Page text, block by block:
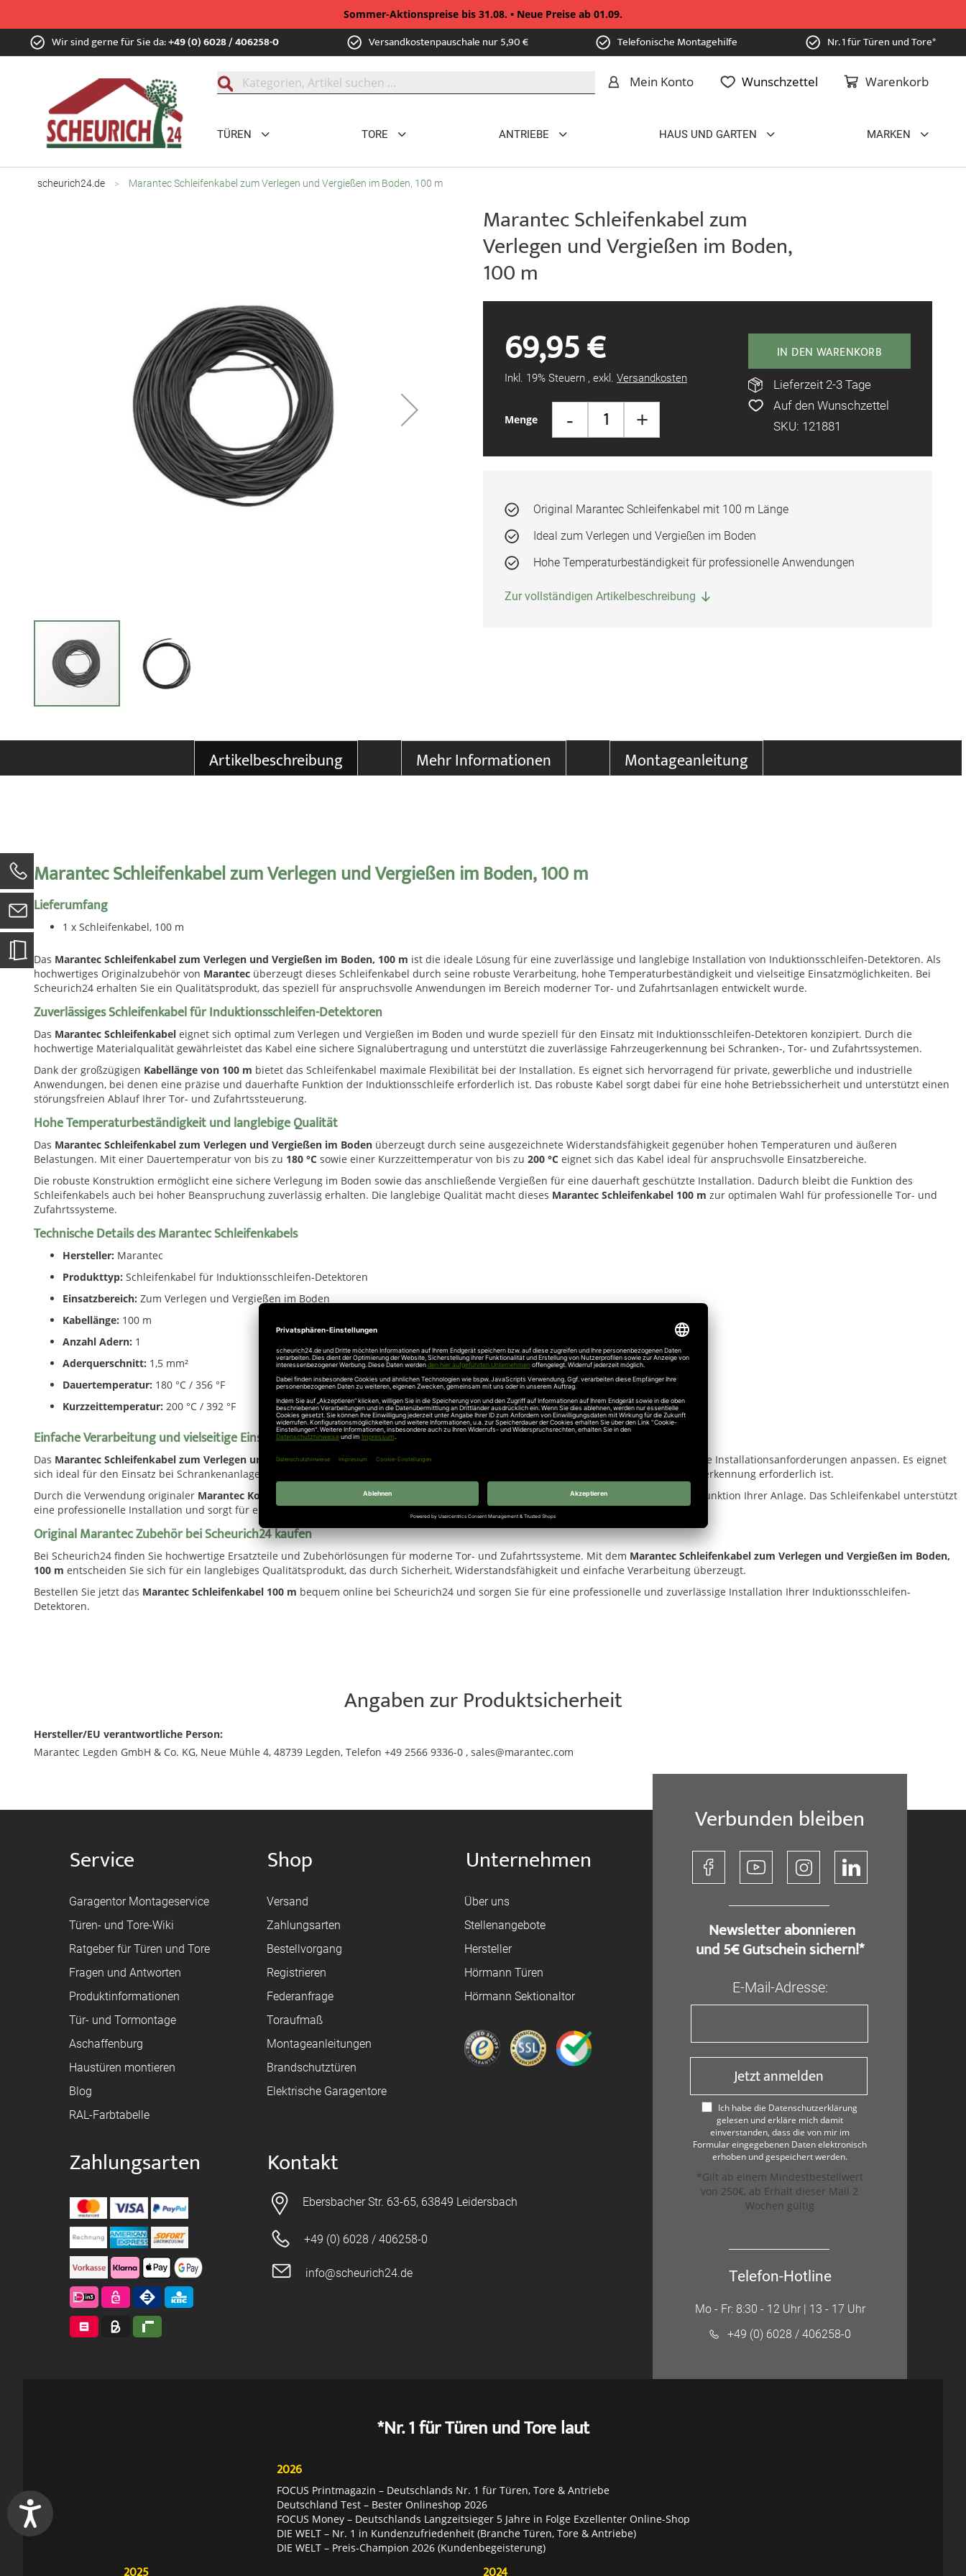
Sommer-Aktionspreise bis 31.08. • Neue Preise ab 01.09.
Zum
Inhalt Wir sind gerne für Sie da:+49 (0) 6028 / 406258-0 Versandkostenpauschale nur 5,90 € Telefonische Montagehilfe Nr. 1 für Türen und Tore*
Warenkorb
Mein Konto Wunschzettel
TÜREN TORE ANTRIEBE HAUS UND GARTEN MARKEN
scheurich24.de Marantec Schleifenkabel zum Verlegen und Vergießen im Boden, 100 m
Marantec Schleifenkabel zum
Verlegen und Vergießen im Boden,
100 m
Menge - +
69,95 €
Inkl. 19% Steuern , exkl. Versandkosten
IN DEN WARENKORB
Lieferzeit 2-3 Tage
Auf den Wunschzettel
SKU: 121881
Original Marantec Schleifenkabel mit 100 m Länge
Ideal zum Verlegen und Vergießen im Boden
Hohe Temperaturbeständigkeit für professionelle Anwendungen
Zur vollständigen Artikelbeschreibung
der
Artikelbeschreibung Mehr Informationen Montageanleitung
Marantec Schleifenkabel zum Verlegen und Vergießen im Boden, 100 m
Lieferumfang
1 x Schleifenkabel, 100 m
Das Marantec Schleifenkabel zum Verlegen und Vergießen im Boden, 100 m ist die ideale Lösung für eine zuverlässige und langlebige Installation von Induktionsschleifen-Detektoren. Als
hochwertiges Originalzubehör von Marantec überzeugt dieses Schleifenkabel durch seine robuste Verarbeitung, hohe Temperaturbeständigkeit und vielseitige Einsatzmöglichkeiten. Bei
Scheurich24 erhalten Sie ein Qualitätsprodukt, das speziell für anspruchsvolle Anwendungen im Bereich moderner Tor- und Zufahrtsanlagen entwickelt wurde.
Zuverlässiges Schleifenkabel für Induktionsschleifen-Detektoren
Das Marantec Schleifenkabel eignet sich optimal zum Verlegen und Vergießen im Boden und wurde speziell für den Einsatz mit Induktionsschleifen-Detektoren konzipiert. Durch die
hochwertige Materialqualität gewährleistet das Kabel eine sichere Signalübertragung und unterstützt die zuverlässige Fahrzeugerkennung bei Schranken-, Tor- und Zufahrtssystemen.
Dank der großzügigen Kabellänge von 100 m bietet das Schleifenkabel maximale Flexibilität bei der Installation. Es eignet sich hervorragend für private, gewerbliche und industrielle
Anwendungen, bei denen eine präzise und dauerhafte Funktion der Induktionsschleife erforderlich ist. Das robuste Kabel sorgt dabei für eine hohe Betriebssicherheit und unterstützt einen
störungsfreien Ablauf Ihrer Tor- und Zufahrtssteuerung.
Hohe Temperaturbeständigkeit und langlebige Qualität
Das Marantec Schleifenkabel zum Verlegen und Vergießen im Boden überzeugt durch seine ausgezeichnete Widerstandsfähigkeit gegenüber hohen Temperaturen und äußeren
Belastungen. Mit einer Dauertemperatur von bis zu 180 °C sowie einer Kurzzeittemperatur von bis zu 200 °C eignet sich das Kabel ideal für anspruchsvolle Einsatzbereiche.
Die robuste Konstruktion ermöglicht eine sichere Verlegung im Boden sowie das anschließende Vergießen für eine dauerhaft geschützte Installation. Dadurch bleibt die Funktion des
Schleifenkabels auch bei hoher Beanspruchung zuverlässig erhalten. Die langlebige Qualität macht dieses Marantec Schleifenkabel 100 m zur optimalen Wahl für professionelle Tor- und
Zufahrtssysteme.
Technische Details des Marantec Schleifenkabels
Hersteller: Marantec
Produkttyp: Schleifenkabel für Induktionsschleifen-Detektoren
Einsatzbereich: Zum Verlegen und Vergießen im Boden
Kabellänge: 100 m
Anzahl Adern: 1
Aderquerschnitt: 1,5 mm²
Dauertemperatur: 180 °C / 356 °F
Kurzzeittemperatur: 200 °C / 392 °F
Einfache Verarbeitung und vielseitige Einsatzmöglichkeiten
Das Marantec Schleifenkabel zum Verlegen und Vergießen im Boden, 100 mlässt sich einfach verarbeiten und flexibel an unterschiedliche Installationsanforderungen anpassen. Es eignet
sich ideal für den Einsatz bei Schrankenanlagen, automatischen Toranlagen und Zufahrtskontrollen, bei denen eine zuverlässige Fahrzeugerkennung erforderlich ist.
Durch die Verwendung originaler Marantec Komponenten
profitieren Sie von einer hohen Kompatibilität sowie einer dauerhaft sicheren Funktion Ihrer Anlage. Das Schleifenkabel unterstützt
eine professionelle Installation und sorgt für eine zuverlässige Verbindung innerhalb moderner Steuerungssysteme.
Original Marantec Zubehör bei Scheurich24 kaufen
Bei Scheurich24 finden Sie hochwertige Ersatzteile und Zubehörlösungen für moderne Tor- und Zufahrtssysteme. Mit dem Marantec Schleifenkabel zum Verlegen und Vergießen im Boden,
100 m entscheiden Sie sich für ein langlebiges Qualitätsprodukt, das durch Sicherheit, Widerstandsfähigkeit und einfache Verarbeitung überzeugt.
Bestellen Sie jetzt das Marantec Schleifenkabel 100 m bequem online bei Scheurich24 und sorgen Sie für eine professionelle und zuverlässige Installation Ihrer Induktionsschleifen-
Detektoren.
Angaben zur Produktsicherheit
Hersteller/EU verantwortliche Person:
Marantec Legden GmbH & Co. KG, Neue Mühle 4, 48739 Legden, Telefon +49 2566 9336-0 , sales@marantec.com
Service
Garagentor Montageservice
Türen- und Tore-Wiki
Ratgeber für Türen und Tore
Fragen und Antworten
Produktinformationen
Tür- und Tormontage
Aschaffenburg
Haustüren montieren
Blog
RAL-Farbtabelle
Shop
Versand
Zahlungsarten
Bestellvorgang
Registrieren
Federanfrage
Toraufmaß
Montageanleitungen
Brandschutztüren
Elektrische Garagentore
Unternehmen
Über uns
Stellenangebote
Hersteller
Hörmann Türen
Hörmann Sektionaltor
Zahlungsarten Kontakt
Ebersbacher Str. 63-65, 63849 Leidersbach
+49 (0) 6028 / 406258-0
info@scheurich24.de
Verbunden bleiben
​ Newsletter abonnieren
und 5€ Gutschein sichern!*
E-Mail-Adresse:
Jetzt anmelden
Ich habe die Datenschutzerklärung
gelesen und erkläre mich damit
einverstanden, dass die von mir im
Formular eingegebenen Daten elektronisch
erhoben und gespeichert werden.
*Gilt ab einem Mindestbestellwert
von 250€, ab Erhalt dieser Mail 2
Wochen gültig
Telefon-Hotline
Mo - Fr: 8:30 - 12 Uhr | 13 - 17 Uhr
+49 (0) 6028 / 406258-0
*Nr. 1 für Türen und Tore laut
2026
FOCUS Printmagazin – Deutschlands Nr. 1 für Türen, Tore & Antriebe
Deutschland Test – Bester Onlineshop 2026
FOCUS Money – Deutschlands Langzeitsieger 5 Jahre in Folge Exzellenter Online-Shop
DIE WELT – Nr. 1 in Kundenzufriedenheit (Branche Türen, Tore & Antriebe)
DIE WELT – Preis-Champion 2026 (Kundenbegeisterung)